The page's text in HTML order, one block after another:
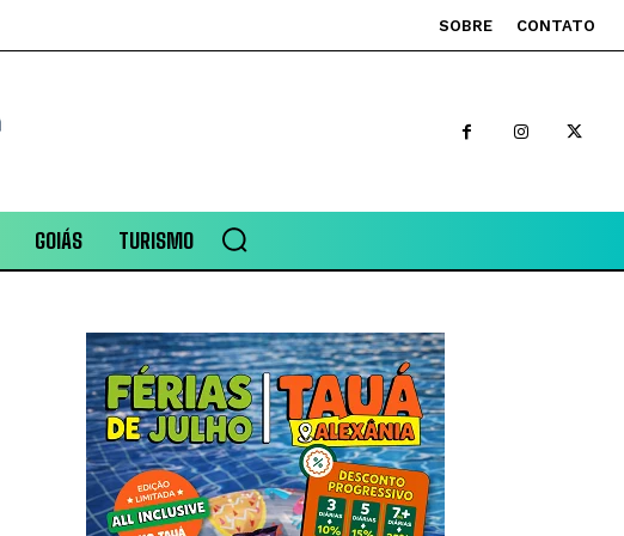
SOBRE CONTATO
GOIÁS TURISMO